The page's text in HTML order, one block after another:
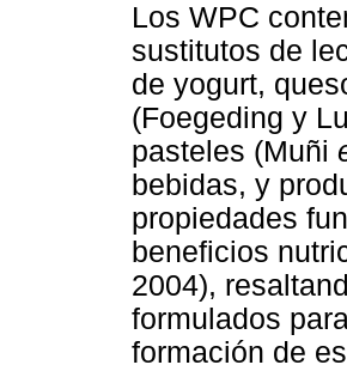
Los WPC
sustitutos de
de yogurt,
(Foegeding y
pasteles (Muñi
bebidas, y
propiedades
beneficios
2004),
formulados
formación de